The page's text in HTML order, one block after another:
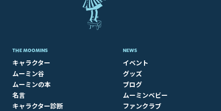
THE MOOMINS
キャラクター
ムーミン谷
ムーミンの本
名言
キャラクター診断
NEWS
イベント
グッズ
ブログ
ムーミンベビー
ファンクラブ